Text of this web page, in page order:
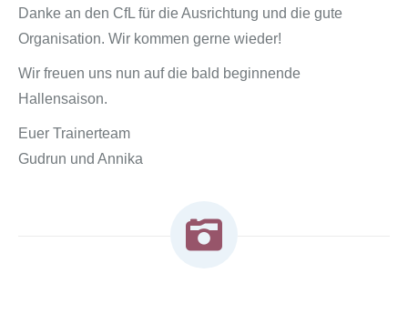
Danke an den CfL für die Ausrichtung und die gute
Organisation. Wir kommen gerne wieder!
Wir freuen uns nun auf die bald beginnende
Hallensaison.
Euer Trainerteam
Gudrun und Annika